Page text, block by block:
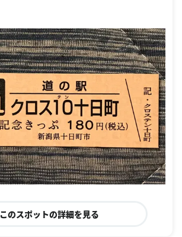
このスポットの詳細を見る